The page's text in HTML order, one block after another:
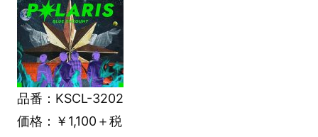
品番：KSCL-3202
価格：￥1,100＋税